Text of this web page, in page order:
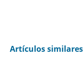
Artículos similares